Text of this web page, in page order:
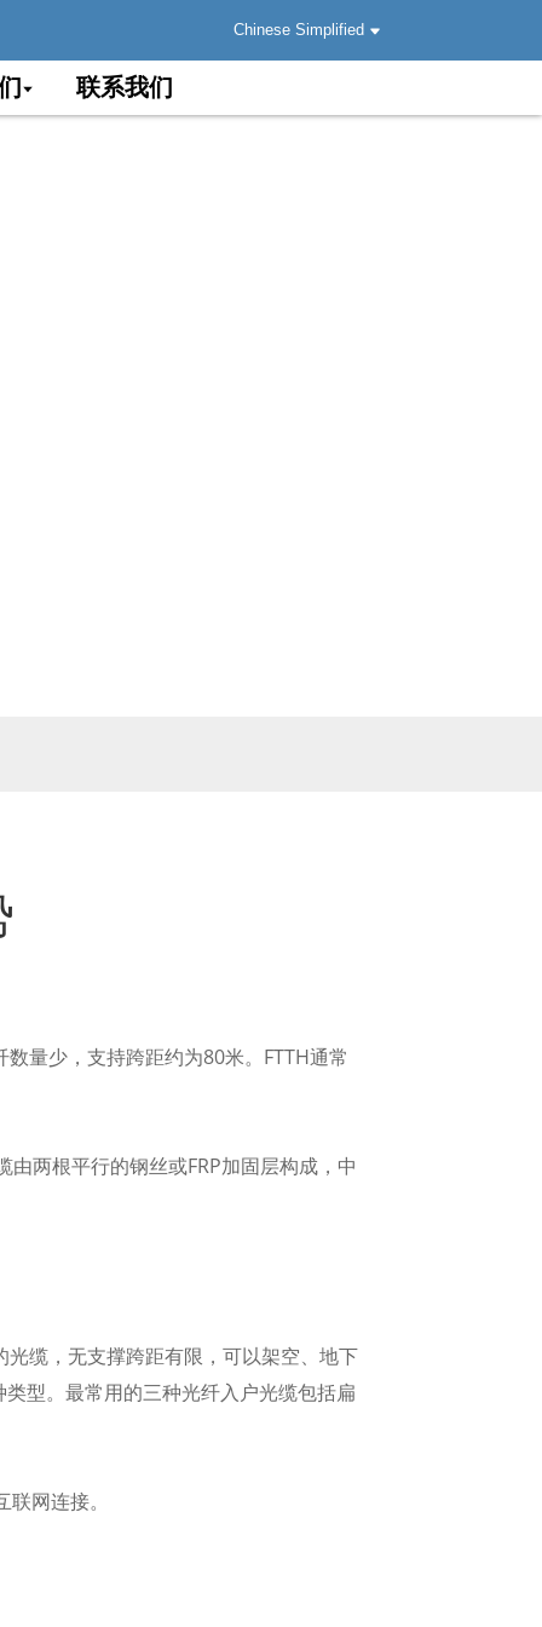
Chinese Simplified
联系我们
量少，支持跨距约为80米。FTTH通常
两根平行的钢丝或FRP加固层构成，中
缆，无支撑跨距有限，可以架空、地下
型。最常用的三种光纤入户光缆包括扁
网连接。